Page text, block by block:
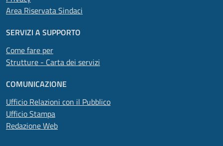
Area Riservata Sindaci
SERVIZI A SUPPORTO
Come fare per
Strutture - Carta dei servizi
COMUNICAZIONE
Ufficio Relazioni con il Pubblico
Ufficio Stampa
Redazione Web